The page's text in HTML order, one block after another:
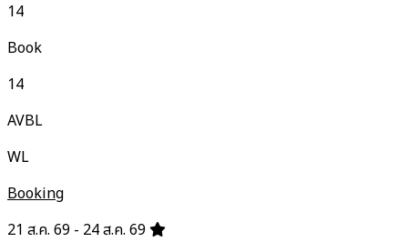
14
Book
14
AVBL
WL
Booking
21 ส.ค. 69 - 24 ส.ค. 69